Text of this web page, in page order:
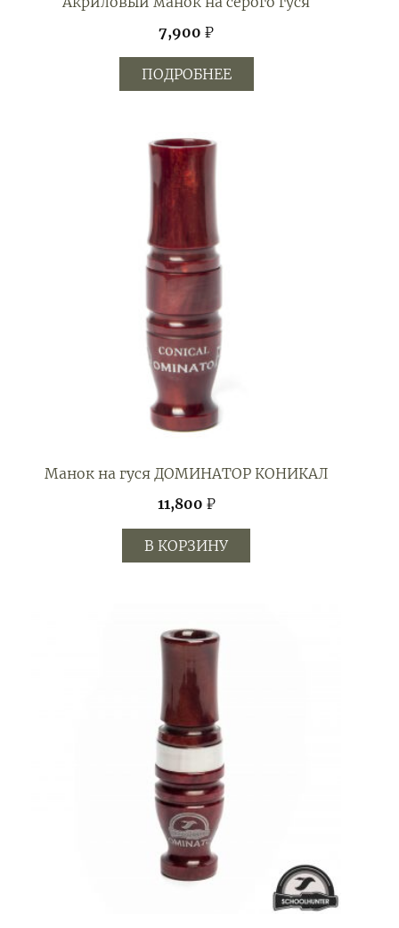
7,900 ₽
ПОДРОБНЕЕ
Манок на гуся ДОМИНАТОР КОНИКАЛ
11,800 ₽
В КОРЗИНУ